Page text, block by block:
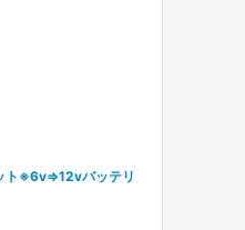
ト※6v⇒12vバッテリ